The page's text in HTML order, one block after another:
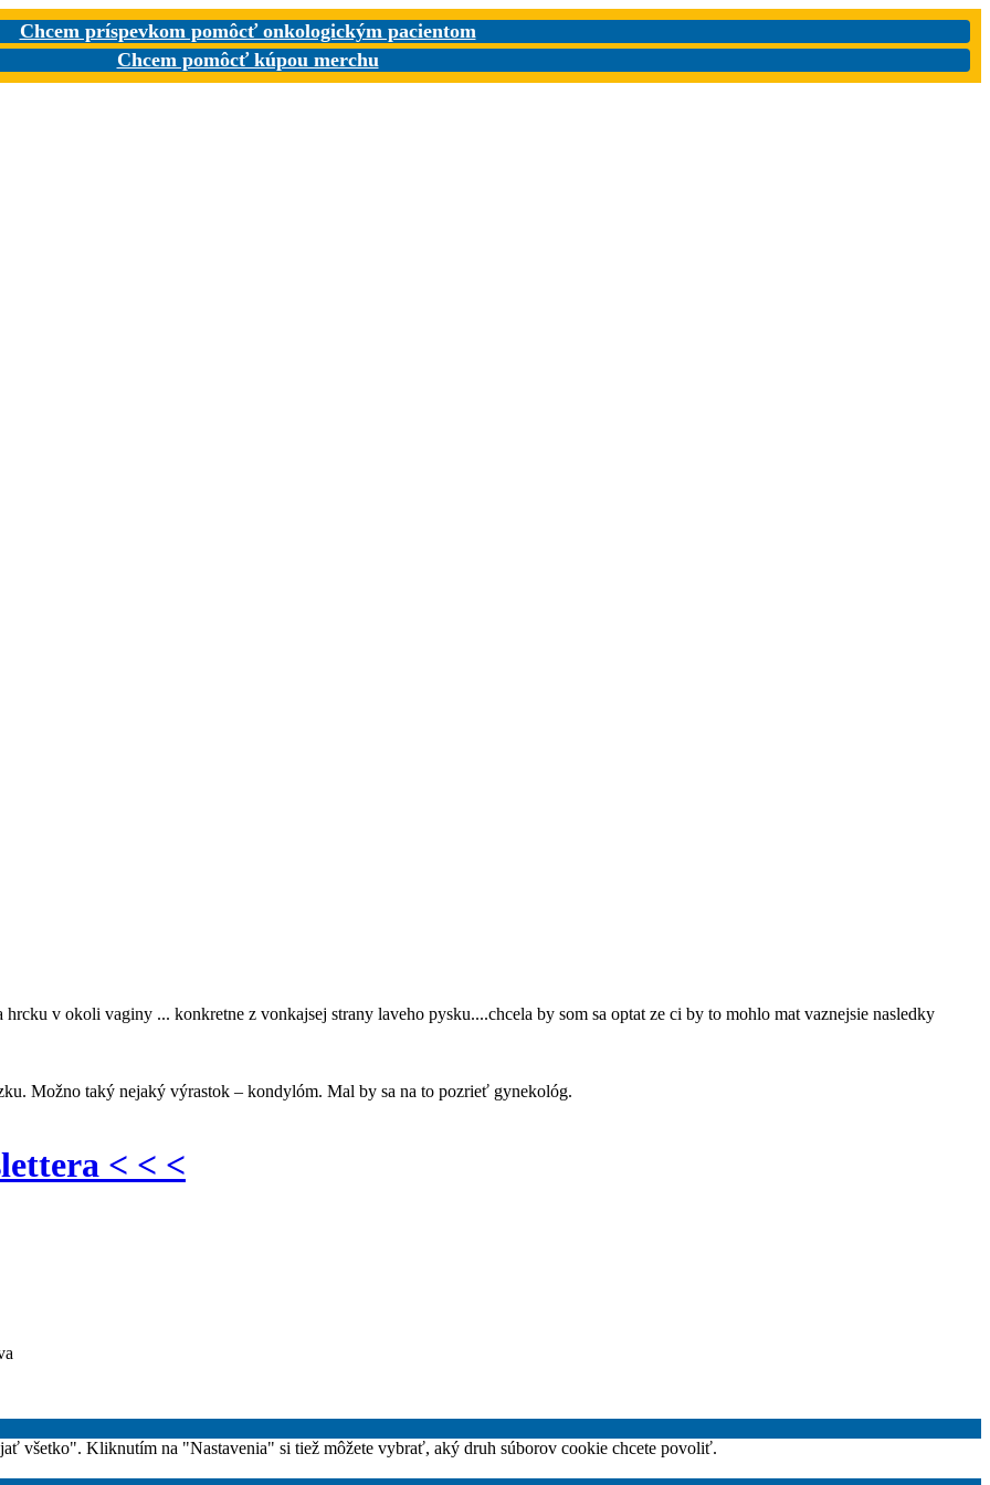
Chcem príspevkom pomôcť onkologickým pacientom
Chcem pomôcť kúpou merchu
v okoli vaginy ... konkretne z vonkajsej strany laveho pysku....chcela by som sa optat ze ci by to mohlo mat vaznejsie nasledky
Možno taký nejaký výrastok – kondylóm. Mal by sa na to pozrieť gynekológ.
< < <
všetko". Kliknutím na "Nastavenia" si tiež môžete vybrať, aký druh súborov cookie chcete povoliť.